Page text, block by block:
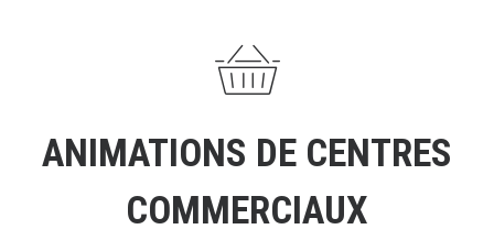
ANIMATIONS DE CENTRES
COMMERCIAUX